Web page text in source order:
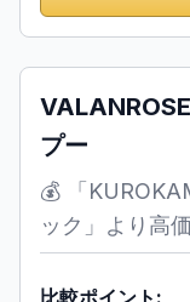
プー
💰 「
ック」より高
比較ポイント: